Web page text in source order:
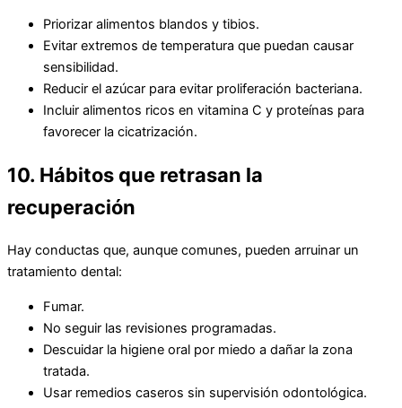
Priorizar alimentos blandos y tibios.
Evitar extremos de temperatura que puedan causar
sensibilidad.
Reducir el azúcar para evitar proliferación bacteriana.
Incluir alimentos ricos en vitamina C y proteínas para
favorecer la cicatrización.
10. Hábitos que retrasan la
recuperación
Hay conductas que, aunque comunes, pueden arruinar un
tratamiento dental:
Fumar.
No seguir las revisiones programadas.
Descuidar la higiene oral por miedo a dañar la zona
tratada.
Usar remedios caseros sin supervisión odontológica.